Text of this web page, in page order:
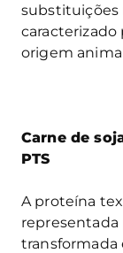
substituições
origem
Carne de
PTS
A proteína
representada
transformada